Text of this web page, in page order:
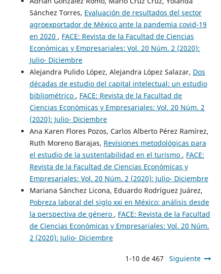
Sánchez Torres, Evaluación de resultados del sector
agroexportador de México ante la pandemia covid-19
en 2020 , FACE: Revista de la Facultad de Ciencias
Económicas y Empresariales: Vol. 20 Núm. 2 (2020):
Julio- Diciembre
Alejandra Pulido López, Alejandra López Salazar, Dos
décadas de estudio del capital intelectual: un estudio
bibliométrico , FACE: Revista de la Facultad de
Ciencias Económicas y Empresariales: Vol. 20 Núm. 2
(2020): Julio- Diciembre
Ana Karen Flores Pozos, Carlos Alberto Pérez Ramírez,
Ruth Moreno Barajas, Revisiones metodológicas para
el estudio de la sustentabilidad en el turismo , FACE:
Revista de la Facultad de Ciencias Económicas y
Empresariales: Vol. 20 Núm. 2 (2020): Julio- Diciembre
Mariana Sánchez Licona, Eduardo Rodríguez Juárez,
Pobreza laboral del siglo xxi en México: análisis desde
la perspectiva de género , FACE: Revista de la Facultad
de Ciencias Económicas y Empresariales: Vol. 20 Núm.
2 (2020): Julio- Diciembre
1-10 de 467 Siguiente